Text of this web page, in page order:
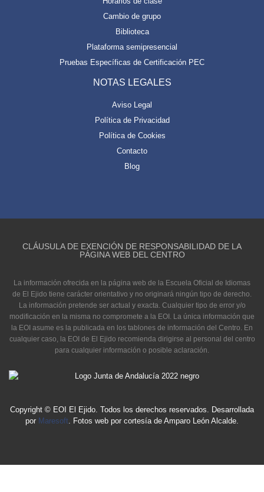
Cambio de grupo
Biblioteca
Plataforma semipresencial
Pruebas Específicas de Certificación PEC
NOTAS LEGALES
Aviso Legal
Política de Privacidad
Política de Cookies
Contacto
Blog
CLÁUSULA DE EXENCIÓN DE RESPONSABILIDAD DE LA
PÁGINA WEB DEL CENTRO
La información ofrecida en la página web de la Escuela Oficial de Idiomas
de El Ejido tiene carácter orientativo y no originará ningún tipo de derecho.
La información pretende ser actual y exacta. Cualquier tipo de error y/o
modificación en la misma no compromete a la EOI. La única información que
la EOI asume es la publicada en los tablones de información del Centro. En
cualquier caso, la EOI de El Ejido recomienda dirigirse al personal del centro
para cualquier información o posible aclaración.
Copyright © EOI El Ejido. Todos los derechos reservados. Desarrollada
por Maresoft . Fotos web por cortesía de Amparo León Alcalde.